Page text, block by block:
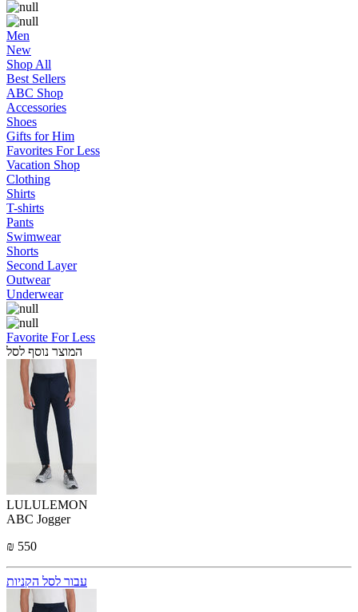
Men
New
Shop All
Best Sellers
ABC Shop
Accessories
Shoes
Gifts for Him
Favorites For Less
Vacation Shop
Clothing
Shirts
T-shirts
Pants
Swimwear
Shorts
Second Layer
Outwear
Underwear
Favorite For Less
המוצר נוסף לסל
LULULEMON
ABC Jogger
₪ 550
עבור לסל הקניות